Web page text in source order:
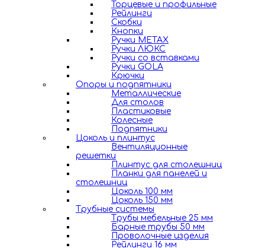
Торцевые и профильные
Рейлинги
Скобки
Кнопки
Ручки METAX
Ручки ЛЮКС
Ручки со вставками
Ручки GOLA
Крючки
Опоры и подпятники
Металлические
Для столов
Пластиковые
Колесные
Подпятники
Цоколь и плинтус
Вентиляционные
решетки
Плинтус для столешниц
Планки для панелей и
столешниц
Цоколь 100 мм
Цоколь 150 мм
Трубные системы
Трубы мебельные 25 мм
Барные трубы 50 мм
Проволочные изделия
Рейлинги 16 мм